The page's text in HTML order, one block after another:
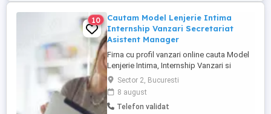
10
Cautam Model Lenjerie Intima
Internship Vanzari Secretariat
Asistent Manager
Firna cu profil vanzari online cauta Model
Lenjerie Intima, Internship Vanzari si
Assstent Manager. Pe piata din 2006
oferim Internship cu posibilitate de
angajare pe termen lung. Sediul central
Inel 0 Bucuresti Sector 2 . Part, Full Time
Sector 2, Bucuresti
8 august
Telefon validat